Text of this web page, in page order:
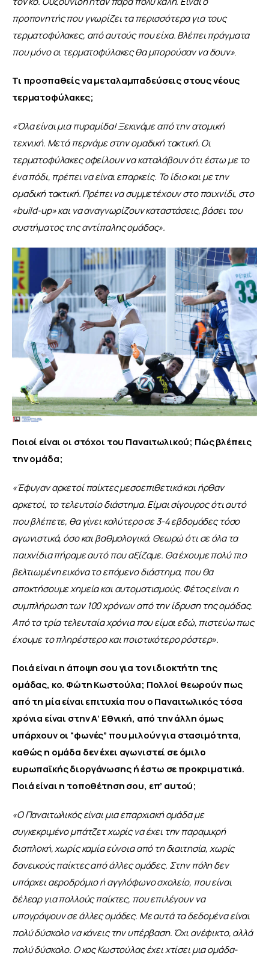
προπονητής που γνωρίζει τα περισσότερα για τους
τερματοφύλακες, από αυτούς που είχα. Βλέπει πράγματα
που μόνο οι τερματοφύλακες θα μπορούσαν να δουν».
Τι προσπαθείς να μεταλαμπαδεύσεις στους νέους
τερματοφύλακες;
«Όλα είναι μια πυραμίδα! Ξεκινάμε από την ατομική
τεχνική. Μετά περνάμε στην ομαδική τακτική. Οι
τερματοφύλακες οφείλουν να καταλάβουν ότι έστω με το
ένα πόδι, πρέπει να είναι επαρκείς. Το ίδιο και με την
ομαδική τακτική. Πρέπει να συμμετέχουν στο παιχνίδι, στο
«build-up»και να αναγνωρίζουν καταστάσεις, βάσει του
συστήματος της αντίπαλης ομάδας».
Ποιοί είναι οι στόχοι του Παναιτωλικού; Πώς βλέπεις
την ομάδα;
«Έφυγαν αρκετοί παίκτες μεσοεπιθετικά και ήρθαν
αρκετοί, το τελευταίο διάστημα. Είμαι σίγουρος ότι αυτό
που βλέπετε, θα γίνει καλύτερο σε 3-4 εβδομάδες τόσο
αγωνιστικά, όσο και βαθμολογικά. Θεωρώ ότι σε όλα τα
παιχνίδια πήραμε αυτό που αξίζαμε. Θα έχουμε πολύ πιο
βελτιωμένη εικόνα το επόμενο διάστημα, που θα
αποκτήσουμε χημεία και αυτοματισμούς. Φέτος είναι η
συμπλήρωση των 100 χρόνων από την ίδρυση της ομάδας.
Από τα τρία τελευταία χρόνια που είμαι εδώ, πιστεύω πως
έχουμε το πληρέστερο και ποιοτικότερο ρόστερ».
Ποιά είναι η άποψη σου για τον ιδιοκτήτη της
ομάδας, κο. Φώτη Κωστούλα; Πολλοί θεωρούν πως
από τη μία είναι επιτυχία που ο Παναιτωλικός τόσα
χρόνια είναι στην Α’ Εθνική, από την άλλη όμως
υπάρχουν οι “φωνές” που μιλούν για στασιμότητα,
καθώς η ομάδα δεν έχει αγωνιστεί σε όμιλο
ευρωπαϊκής διοργάνωσης ή έστω σε προκριματικά.
Ποιά είναι η τοποθέτηση σου, επ’ αυτού;
«Ο Παναιτωλικός είναι μια επαρχιακή ομάδα με
συγκεκριμένο μπάτζετ χωρίς να έχει την παραμικρή
διαπλοκή, χωρίς καμία εύνοια από τη διαιτησία, χωρίς
δανεικούς παίκτες από άλλες ομάδες. Στην πόλη δεν
υπάρχει αεροδρόμιο ή αγγλόφωνο σχολείο, που είναι
δέλεαρ για πολλούς παίκτες, που επιλέγουν να
υπογράψουν σε άλλες ομάδες. Με αυτά τα δεδομένα είναι
πολύ δύσκολο να κάνεις την υπέρβαση. Όχι ανέφικτο, αλλά
πολύ δύσκολο. Ο κος Κωστούλας έχει χτίσει μια ομάδα-